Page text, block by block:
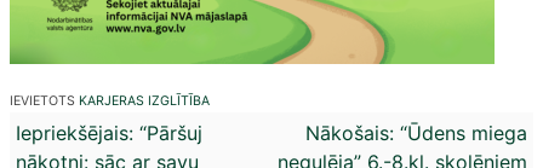
IEVIETOTS KARJERAS IZGLĪTĪBA
Ziņu
Iepriekšējais: “Pāršuj
nākotni: sāc ar savu
Nākošais: “Ūdens miega
negulēja” 6.-8.kl. skolēniem